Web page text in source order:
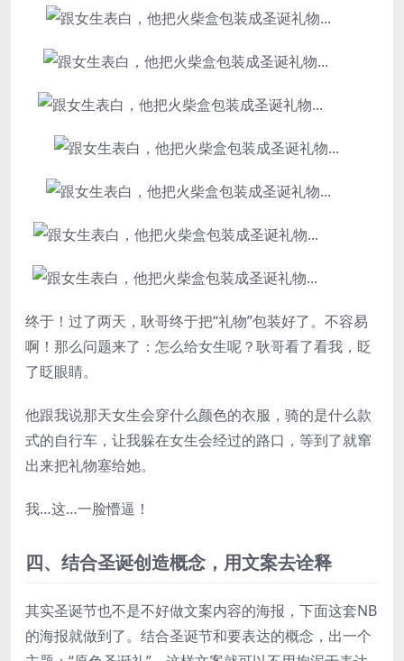
终于！过了两天，耿哥终于把“礼物”包装好了。不容易
啊！那么问题来了：怎么给女生呢？耿哥看了看我，眨
了眨眼睛。
他跟我说那天女生会穿什么颜色的衣服，骑的是什么款
式的自行车，让我躲在女生会经过的路口，等到了就窜
出来把礼物塞给她。
我…这…一脸懵逼！
四、结合圣诞创造概念，用文案去诠释
其实圣诞节也不是不好做文案内容的海报，下面这套NB
的海报就做到了。结合圣诞节和要表达的概念，出一个